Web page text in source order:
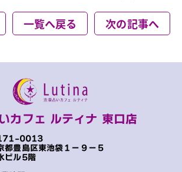
一覧へ戻る 次の記事へ
カフェ ルティナ 東口店
0013
都豊島区東池袋１−９−５
ビル5階